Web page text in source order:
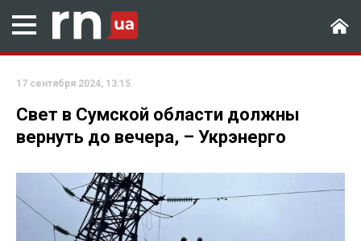
17 сентября 2024, 13:15
Свет в Сумской области должны
вернуть до вечера, – Укрэнерго